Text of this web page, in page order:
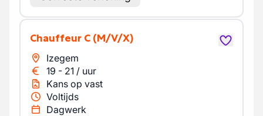
Chauffeur C (M/V/X)
Izegem
19 - 21 / uur
Kans op vast
Voltijds
Dagwerk